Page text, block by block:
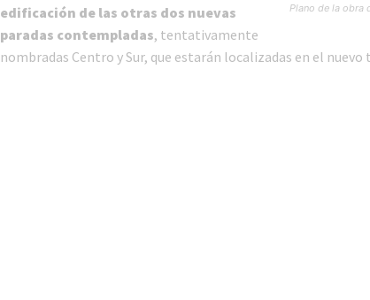
Plano de la obra
edificación de las otras dos nuevas
paradas contempladas, tentativamente
nombradas Centro y Sur, que estarán localizadas en el